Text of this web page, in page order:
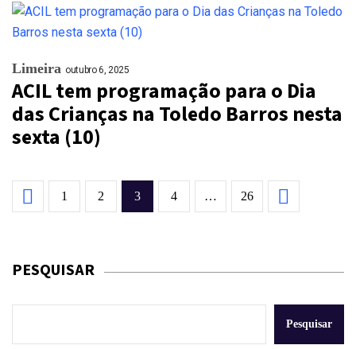
Limeira outubro 6, 2025
ACIL tem programação para o Dia
das Crianças na Toledo Barros nesta
sexta (10)
1 2 3 4 … 26
PESQUISAR
Pesquisar